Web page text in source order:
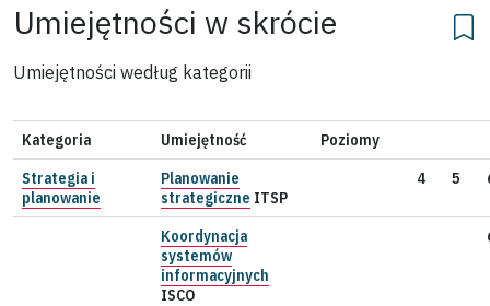
Umiejętności w skrócie
Umiejętności według kategorii
Kategoria Umiejętność
Poziomy
Strategia i
planowanie
Planowanie
strategiczne ITSP
4 5
Koordynacja
systemów
informacyjnych
ISCO